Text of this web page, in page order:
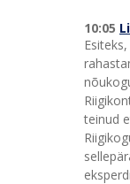
10:05
teinud